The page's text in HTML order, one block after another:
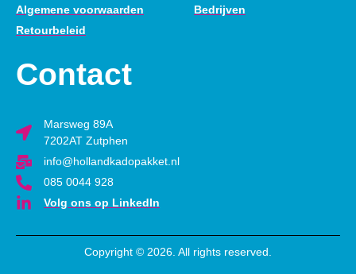
Algemene voorwaarden
Retourbeleid
Bedrijven
Contact
Marsweg 89A
7202AT Zutphen
info@hollandkadopakket.nl
085 0044 928
Volg ons op LinkedIn
Copyright © 2026. All rights reserved.